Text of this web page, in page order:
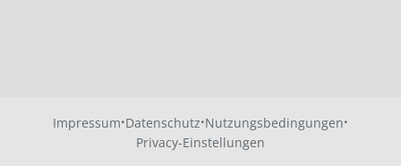
Impressum·Datenschutz·Nutzungsbedingungen·
Privacy-Einstellungen